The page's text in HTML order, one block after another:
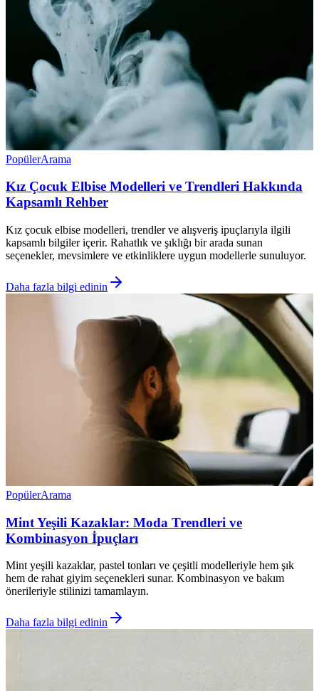
PopülerArama
Kız Çocuk Elbise Modelleri ve Trendleri Hakkında
Kapsamlı Rehber
Kız çocuk elbise modelleri, trendler ve alışveriş ipuçlarıyla ilgili
kapsamlı bilgiler içerir. Rahatlık ve şıklığı bir arada sunan
seçenekler, mevsimlere ve etkinliklere uygun modellerle sunuluyor.
Daha fazla bilgi edinin
PopülerArama
Mint Yeşili Kazaklar: Moda Trendleri ve
Kombinasyon İpuçları
Mint yeşili kazaklar, pastel tonları ve çeşitli modelleriyle hem şık
hem de rahat giyim seçenekleri sunar. Kombinasyon ve bakım
önerileriyle stilinizi tamamlayın.
Daha fazla bilgi edinin